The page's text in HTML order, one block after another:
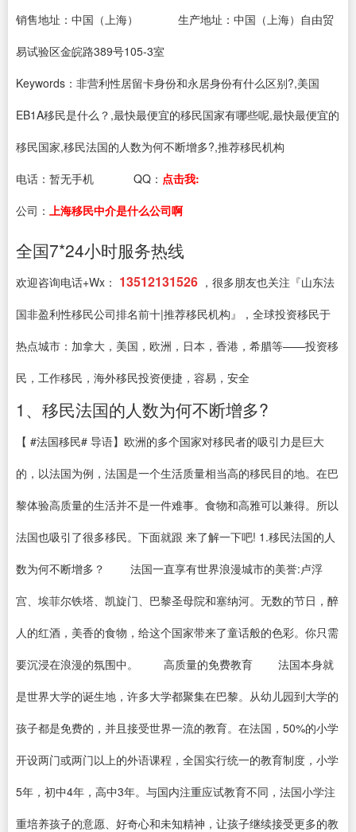
销售地址：中国（上海）
生产地址：中国（上海）自由贸
易试验区金皖路389号105-3室
Keywords：非营利性居留卡身份和永居身份有什么区别?,美国
EB1A移民是什么？,最快最便宜的移民国家有哪些呢,最快最便宜的
移民国家,移民法国的人数为何不断增多?,推荐移民机构
电话： 暂无手机 QQ： 点击我:
公司： 上海移民中介是什么公司啊
全国7*24小时服务热线
欢迎咨询电话+Wx： 13512131526 ，很多朋友也关注『山东法
国非盈利性移民公司排名前十|推荐移民机构』，全球投资移民于
热点城市：加拿大，美国，欧洲，日本，香港，希腊等——投资移
民，工作移民，海外移民投资便捷，容易，安全
1、移民法国的人数为何不断增多?
【 #法国移民# 导语】欧洲的多个国家对移民者的吸引力是巨大
的，以法国为例，法国是一个生活质量相当高的移民目的地。在巴
黎体验高质量的生活并不是一件难事。食物和高雅可以兼得。所以
法国也吸引了很多移民。下面就跟 来了解一下吧! 1.移民法国的人
数为何不断增多？ 法国一直享有世界浪漫城市的美誉:卢浮
宫、埃菲尔铁塔、凯旋门、巴黎圣母院和塞纳河。无数的节日，醉
人的红酒，美香的食物，给这个国家带来了童话般的色彩。你只需
要沉浸在浪漫的氛围中。 高质量的免费教育 法国本身就
是世界大学的诞生地，许多大学都聚集在巴黎。从幼儿园到大学的
孩子都是免费的，并且接受世界一流的教育。在法国，50%的小学
开设两门或两门以上的外语课程，全国实行统一的教育制度，小学
5年，初中4年，高中3年。与国内注重应试教育不同，法国小学注
重培养孩子的意愿、好奇心和未知精神，让孩子继续接受更多的教